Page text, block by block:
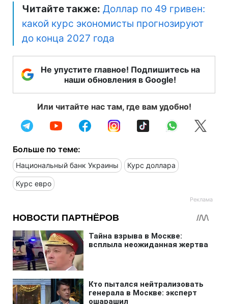
Читайте также: Доллар по 49 гривен:
какой курс экономисты прогнозируют
до конца 2027 года
Не упустите главное! Подпишитесь на
наши обновления в Google!
Или читайте нас там, где вам удобно!
Больше по теме:
Национальный банк Украины Курс доллара
Курс евро